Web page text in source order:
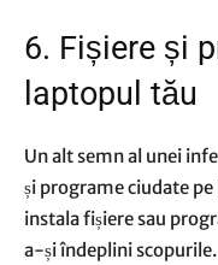
6. Fișiere și
laptopul tău
Un alt semn al unei
și programe ciudate
instala fișiere sau
a-și îndeplini